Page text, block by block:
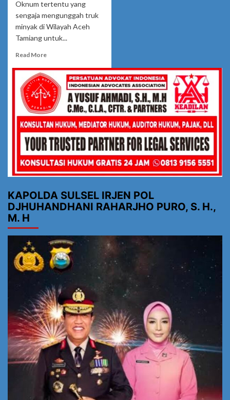
Oknum tertentu yang
sengaja mengunggah truk
minyak di Wilayah Aceh
Tamiang untuk...
Read MoreRead
about
Video
Tiktok
Yang
Di
Viralkan
Oleh
Oknum
Tertentu
Terkesan
Mengadu
Dan
Di
Duga
Kisruhan
KAPOLDA SULSEL IRJEN POL
DJHUHANDHANI RAHARJHO PURO, S. H.,
M. H